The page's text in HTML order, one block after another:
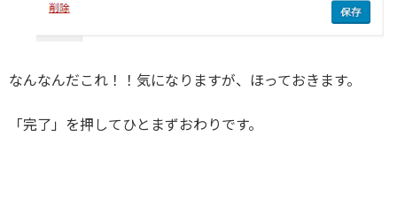
なんなんだこれ！！気になりますが、ほっておきます。
「完了」を押してひとまずおわりです。